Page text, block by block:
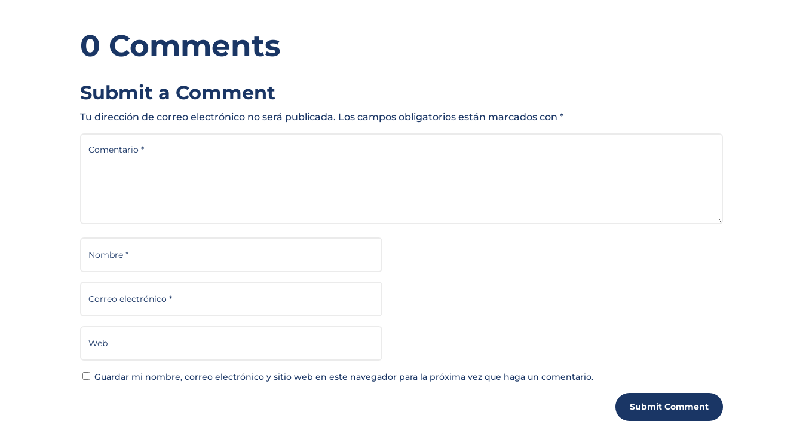
0 Comments
Submit a Comment
Tu dirección de correo electrónico no será publicada. Los campos obligatorios están marcados con*
Guardar mi nombre, correo electrónico y sitio web en este navegador para la próxima vez que haga un comentario.
Submit Comment